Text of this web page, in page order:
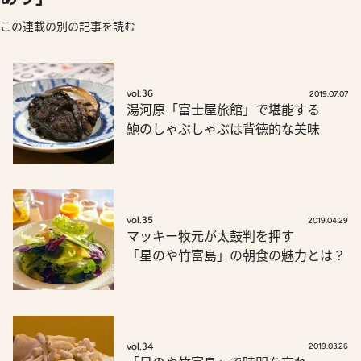
この連載の別の記事を読む
vol.36 2019.07.07
湯河原「富士屋旅館」で堪能する
鮑のしゃぶしゃぶは背徳的な美味
vol.35 2019.04.29
マッキー牧元が太鼓判を押す
「星のや竹富島」の朝食の魅力とは？
vol.34 2019.03.26